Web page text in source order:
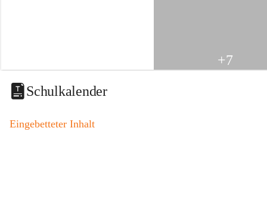
i
t
a
o
+7
Schulkalender
Eingebetteter Inhalt